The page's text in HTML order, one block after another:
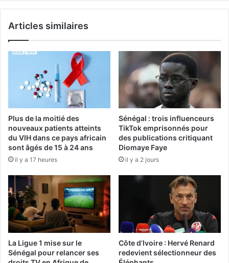
Articles similaires
Plus de la moitié des
nouveaux patients atteints
du VIH dans ce pays africain
sont âgés de 15 à 24 ans
il y a 17 heures
Sénégal : trois influenceurs
TikTok emprisonnés pour
des publications critiquant
Diomaye Faye
il y a 2 jours
La Ligue 1 mise sur le
Sénégal pour relancer ses
Côte d’Ivoire : Hervé Renard
redevient sélectionneur des